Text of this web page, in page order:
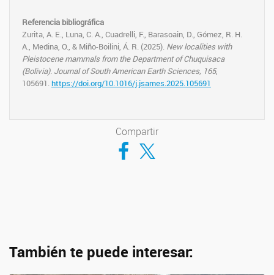
Referencia bibliográfica
Zurita, A. E., Luna, C. A., Cuadrelli, F., Barasoain, D., Gómez, R. H.
A., Medina, O., & Miño-Boilini, Á. R. (2025). New localities with
Pleistocene mammals from the Department of Chuquisaca
(Bolivia). Journal of South American Earth Sciences, 165,
105691. https://doi.org/10.1016/j.jsames.2025.105691
Compartir
Compartir en Facebook
Compartir en Twitter
También te puede interesar: